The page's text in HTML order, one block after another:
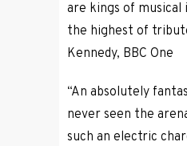
are kings of
the highest of
Kennedy, BBC One
“An absolutely
never seen the
such an electric